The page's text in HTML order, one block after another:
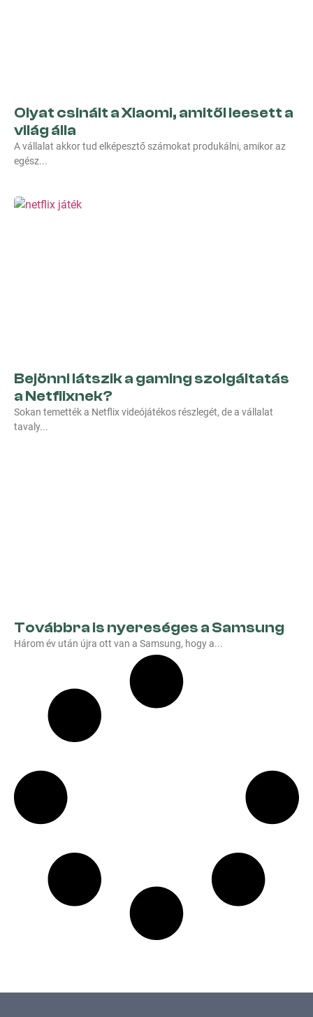
Olyat csinált a Xiaomi, amitől leesett a
világ álla
A vállalat akkor tud elképesztő számokat produkálni, amikor az
egész
Bejönni látszik a gaming szolgáltatás
a Netflixnek?
Sokan temették a Netflix videójátékos részlegét, de a vállalat
tavaly
Továbbra is nyereséges a Samsung
Három év után újra ott van a Samsung, hogy a